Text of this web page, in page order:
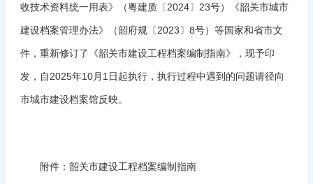
收技术资料统一用表》（粤建质〔2024〕23号）《韶关市城市
建设档案管理办法》（韶府规〔2023〕8号）等国家和省市文
件，重新修订了《韶关市建设工程档案编制指南》，现予印
发，自2025年10月1日起执行，执行过程中遇到的问题请径向
市城市建设档案馆反映。
附件：韶关市建设工程档案编制指南